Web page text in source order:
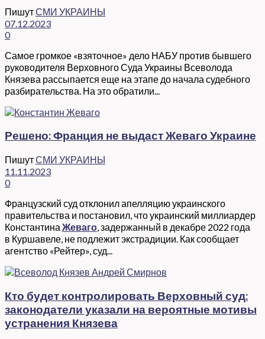
ПишутСМИ УКРАИНЫ
07.12.2023
0
Самое громкое «взяточное» дело НАБУ против бывшего
руководителя Верховного Суда Украины Всеволода
Князева рассыпается еще на этапе до начала судебного
разбирательства. На это обратили...
Решено: Франция не выдаст Жеваго Украине
ПишутСМИ УКРАИНЫ
11.11.2023
0
Французский суд отклонил апелляцию украинского
правительства и постановил, что украинский миллиардер
Константина Жеваго, задержанный в декабре 2022 года
в Куршавеле, не подлежит экстрадиции. Как сообщает
агентство «Рейтер», суд...
Кто будет контролировать Верховный суд:
законодатели указали на вероятные мотивы
устранения Князева